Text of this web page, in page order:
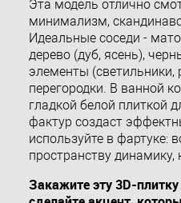
Эта модель отлично
минимализм,
Идеальные соседи -
дерево (дуб, ясень),
элементы
перегородки. В ванной
гладкой белой плиткой
фактур создаст
используйте в фартуке:
пространству динамику,
Закажите эту 3D-